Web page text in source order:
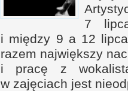
7 l
i między 9 a 12
razem naj­więk­szy
i pracę z w
w zajęciach jest